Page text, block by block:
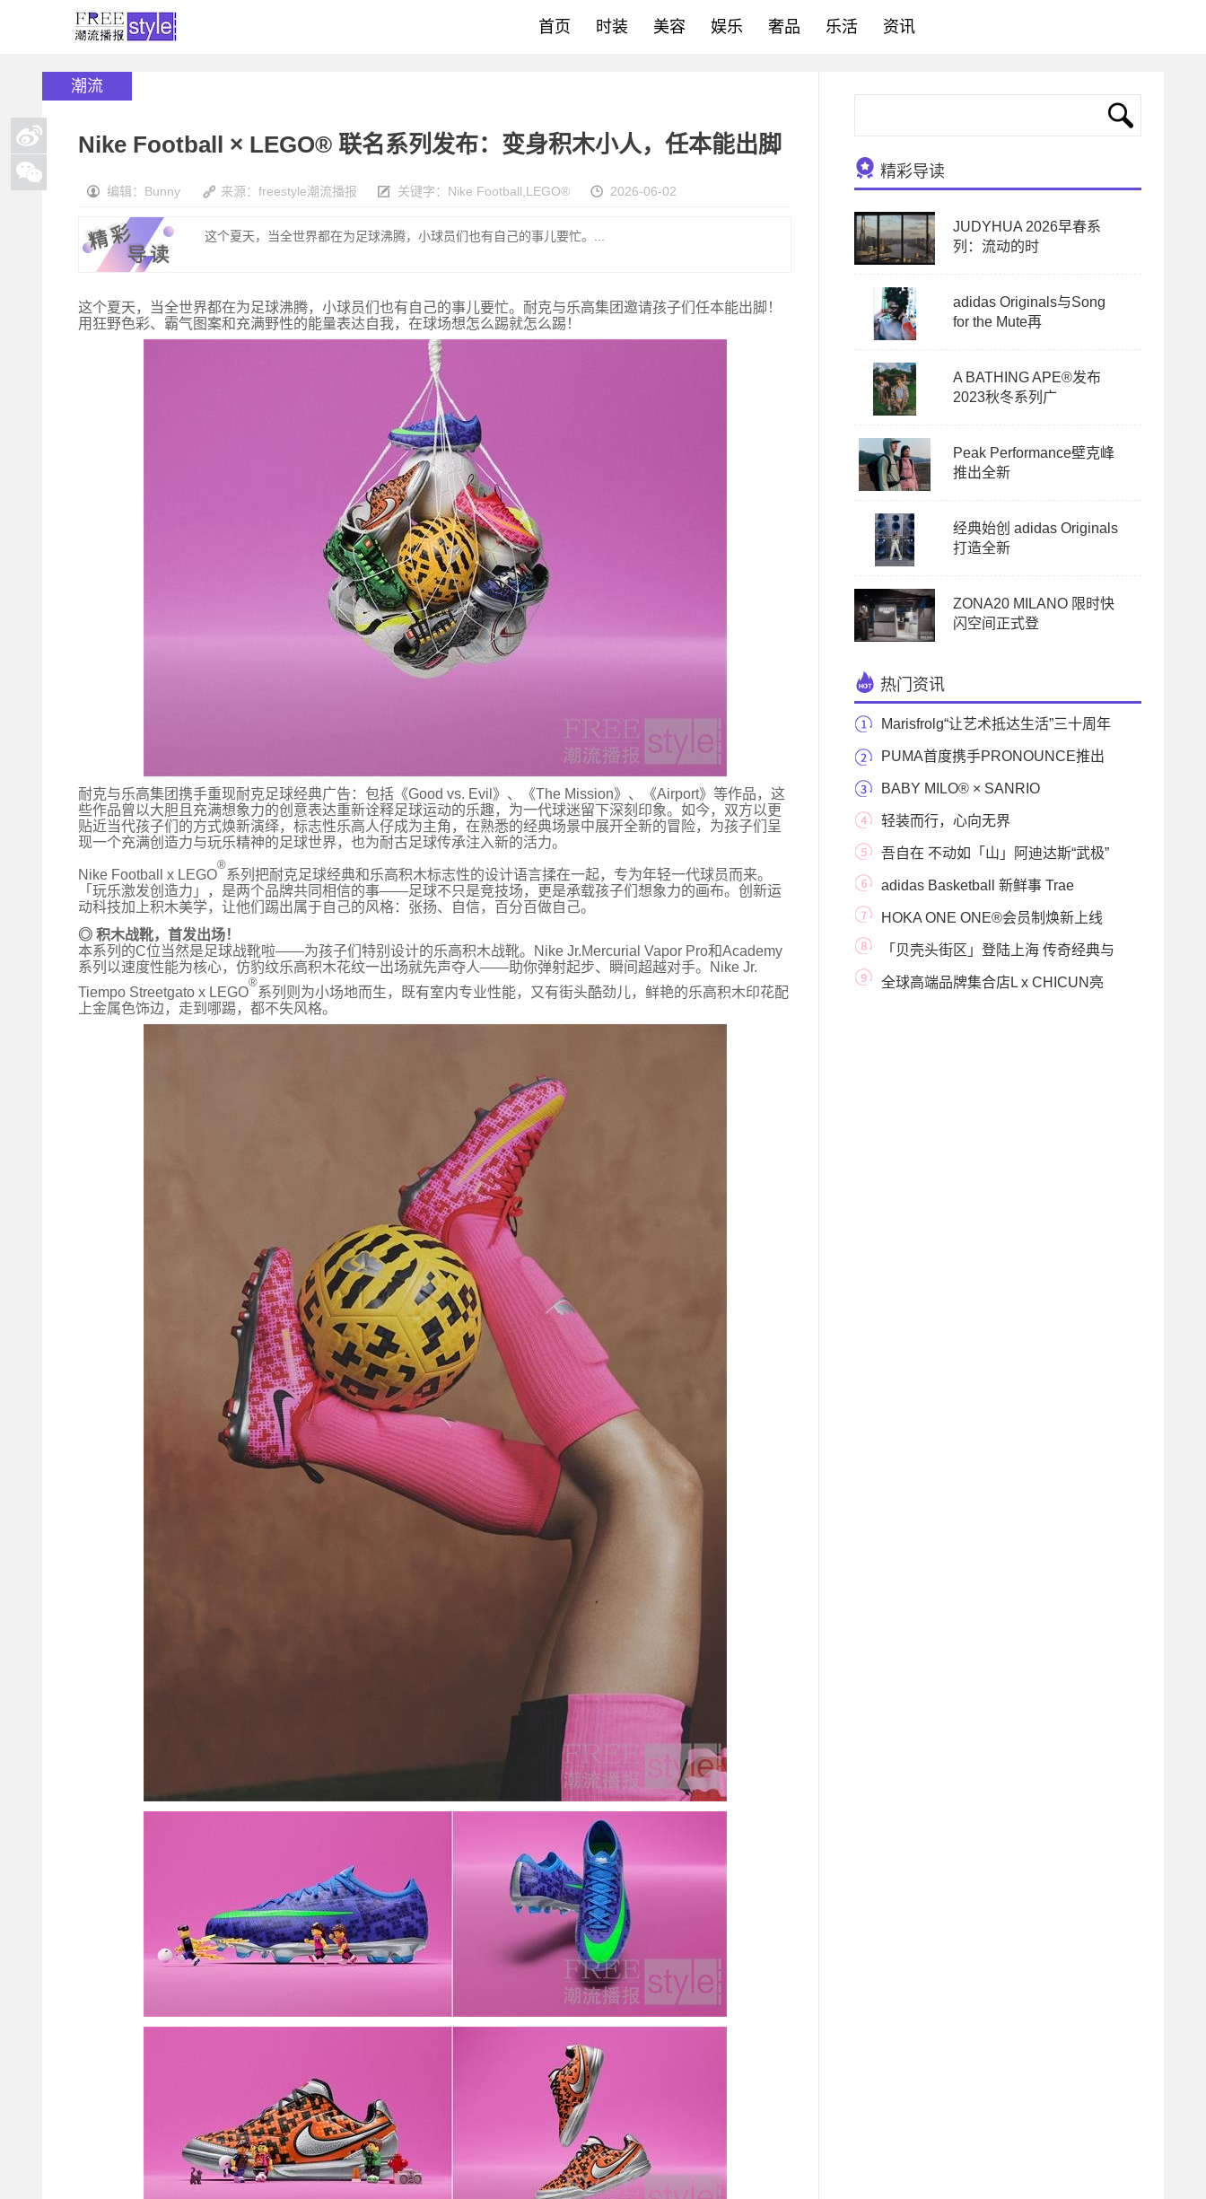
首页 时装 美容 娱乐 奢品 乐活 资讯
潮流
Nike Football × LEGO® 联名系列发布：变身积木小人，任本能出脚
编辑：Bunny 来源：freestyle潮流播报 关键字： Nike Football LEGO® 2026-06-02
这个夏天，当全世界都在为足球沸腾，小球员们也有自己的事儿要忙。...
这个夏天，当全世界都在为足球沸腾，小球员们也有自己的事儿要忙。 耐克与乐高集团邀请孩子们任本能出脚！
用狂野色彩、霸气图案和充满野性的能量表达自我，在球场想怎么踢就怎么踢！
耐克与乐高集团携手重现耐克足球经典广告 ： 包括《Good vs. Evil》 、 《The Mission》 、 《Airport》等作品 ，这
些作品曾以大胆且充满想象力的创意表达重新诠释足球运动的乐趣，为一代球迷留下深刻印象。如今，双方以更
贴近当代孩子们的方式焕新演绎，标志性乐高人仔成为主角，在熟悉的经典场景中展开全新的冒险，为孩子们呈
现一个充满创造力与玩乐精神的足球世界，也为耐古足球传承注入新的活力。
Nike Football x LEGO
®
系列 把耐克足球经典和乐高积木标志性的设计语言揉在一起，专为年轻一代球员而来。
「玩乐激发创造力」，是两个品牌共同相信的事——足球不只是竞技场，更是承载孩子们想象力的画布。创新运
动科技加上积木美学，让他们踢出属于自己的风格：张扬、自信，百分百做自己。
◎ 积木战靴，首发出场！
本系列的C位当然是足球战靴啦——为孩子们特别设计的乐高积木战靴。 Nike Jr.Mercurial Vapor Pro和Academy
系列 以速度性能为核心，仿豹纹乐高积木花纹一出场就先声夺人——助你弹射起步、瞬间超越对手。Nike Jr.
Tiempo Streetgato x LEGO
®
系列则为小场地而生，既有室内专业性能，又有街头酷劲儿，鲜艳的乐高积木印花配
上金属色饰边，走到哪踢，都不失风格。
精彩导读
JUDYHUA 2026早春系
列：流动的时
adidas Originals与Song
for the Mute再
A BATHING APE®发布
2023秋冬系列广
Peak Performance壁克峰
推出全新
经典始创 adidas Originals
打造全新
ZONA20 MILANO 限时快
闪空间正式登
热门资讯
Marisfrolg“让艺术抵达生活”三十周年
大秀与当代
PUMA首度携手PRONOUNCE推出
联名系列 以远古文明演绎
BABY MILO® × SANRIO
CHARACTERS
轻装而行，心向无界
吾自在 不动如「山」阿迪达斯“武极”
系列202adidas Basketball 新鲜事 Trae
Young第三代签名鞋Trae
HOKA ONE ONE®会员制焕新上线
全面升级跑者服务，
「贝壳头街区」登陆上海 传奇经典与
街头文化碰
全球高端品牌集合店L x CHICUN亮